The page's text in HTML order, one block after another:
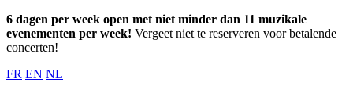
6 dagen per week open met niet minder dan 11 muzikale
evenementen per week! Vergeet niet te reserveren voor betalende
concerten!
FR EN NL